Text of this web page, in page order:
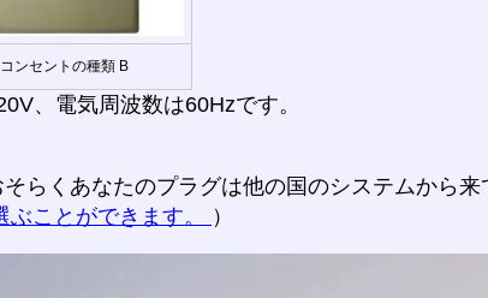
コンセントの種類 B
、電気周波数は60Hzです。
らくあなたのプラグは他の国のシステムから来
ことができます。 ）